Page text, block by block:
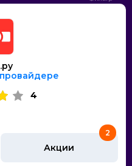
4
Акции
2